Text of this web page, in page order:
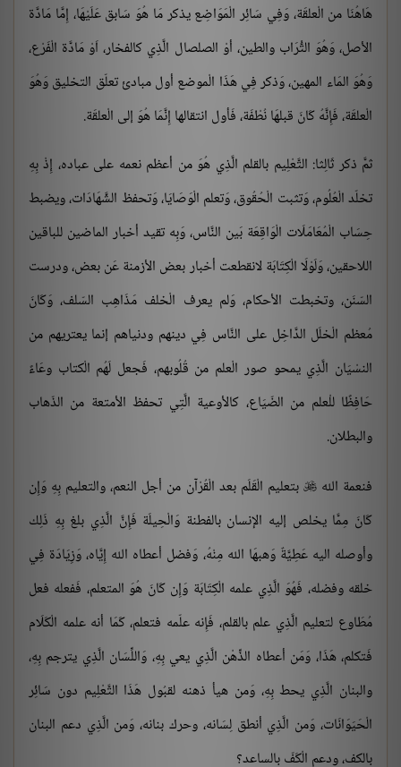
هَاهُنَا من الْعلقَة، وَفِي سَائِر الْمَوَاضِع يذكر مَا هُوَ سَابق عَلَيْهَا، إِمَّا مَادَّة
الأصل، وَهُوَ التُّرَاب والطين، أوْ الصلصال الَّذِي كالفخار، اَوْ مَادَّة الْفَرْع،
وَهُوَ المَاء المهين، وَذكر فِي هَذَا الْموضع أول مبادئ تعلّق التخليق وَهُوَ
الْعلقَة، فَإِنَّهُ كَانَ قبلهَا نُطْفَة، فَأول انتقالها إِنَّمَا هُوَ إلى الْعلقَة.
ثمَّ ذكر ثَالِثا: التَّعْلِيم بالقلم الَّذِي هُوَ من أعظم نعمه على عباده، إِذْ بِهِ
تخلّد الْعُلُوم، وَتثبت الْحُقُوق، وَتعلم الْوَصَايَا، وَتحفظ الشَّهَادَات، ويضبط
حِسَاب الْمُعَامَلَات الْوَاقِعَة بَين النَّاس، وَبِه تقيد أخبار الماضين للباقين
اللاحقين، وَلَوْلَا الْكِتَابَة لانقطعت أخبار بعض الأزمنة عَن بعض، ودرست
السّنَن، وتخبطت الأحكام، وَلم يعرف الْخلف مَذَاهِب السّلف، وَكَانَ
مُعظم الْخلَل الدَّاخِل على النَّاس فِي دينهم ودنياهم إنما يعتريهم من
النسْيَان الَّذِي يمحو صور الْعلم من قُلُوبهم، فَجعل لَهُم الْكتاب وعَاءً
حَافِظًا للْعلم من الضّيَاع، كالأوعية الَّتِي تحفظ الأمتعة من الذّهاب
والبطلان.
فنعمة الله بتعليم الْقَلَم بعد الْقُرْآن من أجل النعم، والتعليم بِهِ وَإِن
كَانَ مِمَّا يخلص إليه الإنسان بالفطنة وَالْحِيلَة فَإِنَّ الَّذِي بلغ بِهِ ذَلِك
وأوصله اليه عَطِيَّةٌ وَهبهَا الله مِنْهُ، وَفضل أعطاه الله إِيَّاه، وَزِيَادَة فِي
خلقه وفضله، فَهُوَ الَّذِي علمه الْكِتَابَة وَإِن كَانَ هُوَ المتعلم، فَفعله فعل
مُطَاوع لتعليم الَّذِي علم بالقلم، فَإِنه علّمه فتعلم، كَمَا أنه علمه الْكَلَام
فَتكلم، هَذَا، وَمَن أعطاه الذِّهْن الَّذِي يعي بِهِ، وَاللِّسَان الَّذِي يترجم بِهِ،
والبنان الَّذِي يحط بِهِ، وَمن هيأ ذهنه لقبُول هَذَا التَّعْلِيم دون سَائِر
الْحَيَوَانَات، وَمن الَّذِي أنطق لِسَانه، وحرك بنانه، وَمن الَّذِي دعم البنان
بالكف، ودعم الْكَفّ بالساعد؟